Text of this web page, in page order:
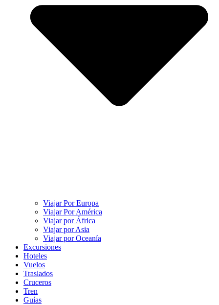
Viajar Por Europa
Viajar Por América
Viajar por África
Viajar por Asia
Viajar por Oceanía
Excursiones
Hoteles
Vuelos
Traslados
Cruceros
Tren
Guías